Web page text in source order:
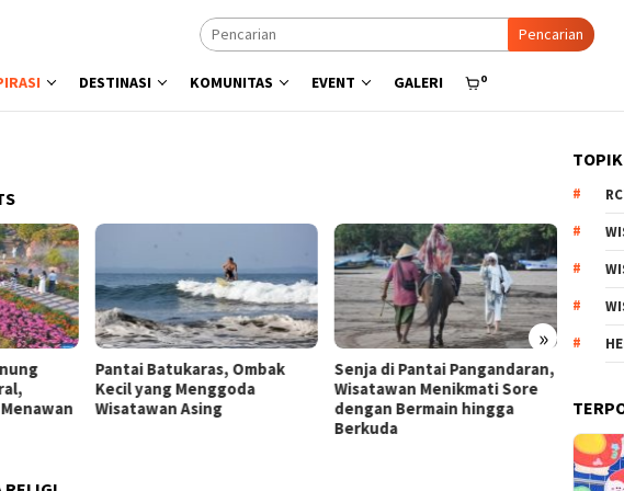
Pencarian
DESTINASI KOMUNITAS EVENT GALERI 0
»
Senja di Pantai Pangandaran,
Wisatawan Menikmati Sore
dengan Bermain hingga
Menyisir Asa di Pantai Bulbul
Danau Toba, Potensi Wisata
Pasir Putih